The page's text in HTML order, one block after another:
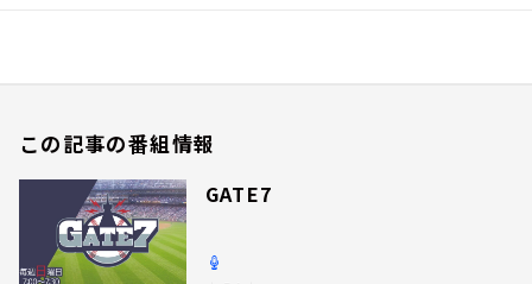
この記事の番組情報
GATE7